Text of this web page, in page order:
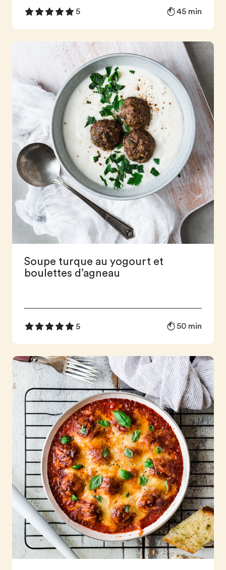
5 45 min
Soupe turque au yogourt et
boulettes d’agneau
5 50 min